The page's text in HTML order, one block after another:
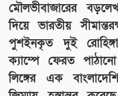
মৌলভীবাজারের
দিয়ে ভারতীয়
পুশইনকৃত দুই
ক্যাম্পে ফেরত
লিঙ্গের এক